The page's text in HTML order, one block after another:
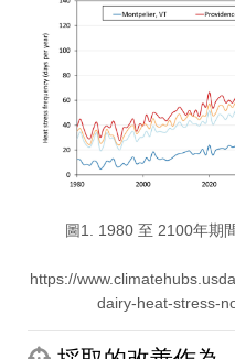
圖1. 1980 至 2100年期
https://
dairy-heat-stress-